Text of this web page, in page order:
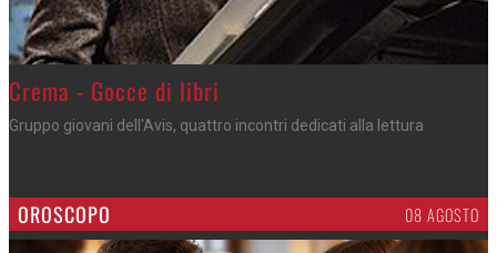
Crema - Gocce di libri
Gruppo giovani dell'Avis, quattro incontri dedicati alla lettura
OROSCOPO 08 AGOSTO